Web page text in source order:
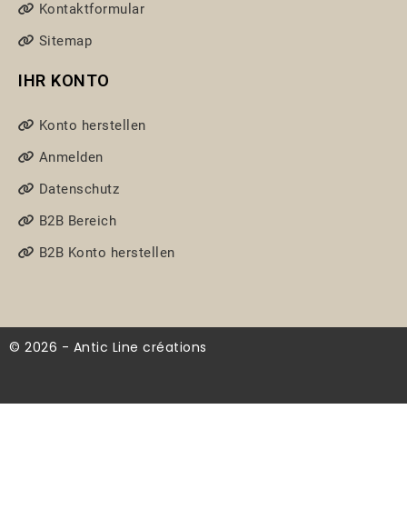
Kontaktformular
Sitemap
IHR KONTO
Konto herstellen
Anmelden
Datenschutz
B2B Bereich
B2B Konto herstellen
© 2026 - Antic Line créations